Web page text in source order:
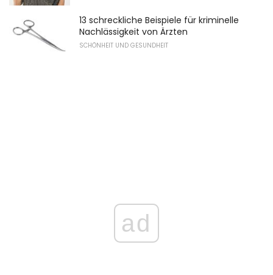
13 schreckliche Beispiele für kriminelle
Nachlässigkeit von Ärzten
SCHÖNHEIT UND GESUNDHEIT
ad